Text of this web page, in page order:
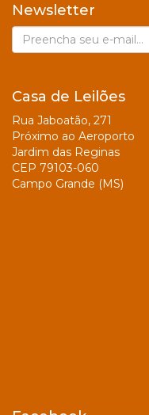
Newsletter
Casa de Leilões
Rua Jaboatão, 271
Próximo ao Aeroporto
Jardim das Reginas
CEP 79103-060
Campo Grande (MS)